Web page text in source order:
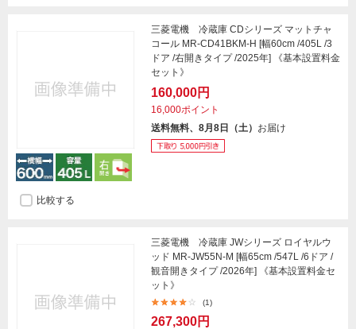
三菱電機 冷蔵庫 CDシリーズ マットチャ
コール MR-CD41BKM-H [幅60cm /405L /3
ドア /右開きタイプ /2025年] 《基本設置料金
セット》
160,000円
16,000ポイント
送料無料、8月8日（土） お届け
比較する
三菱電機 冷蔵庫 JWシリーズ ロイヤルウ
ッド MR-JW55N-M [幅65cm /547L /6ドア /
観音開きタイプ /2026年] 《基本設置料金セ
ット》
(1)
267,300円